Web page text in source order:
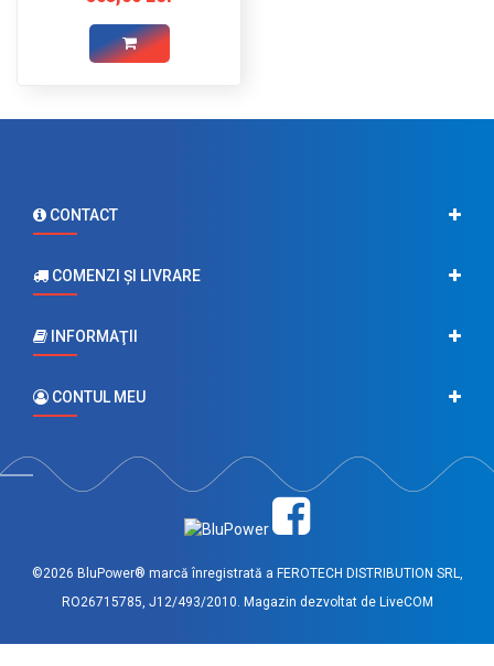
CONTACT
COMENZI ŞI LIVRARE
INFORMAŢII
CONTUL MEU
©2026 BluPower® marcă înregistrată a FEROTECH DISTRIBUTION SRL,
RO26715785, J12/493/2010. Magazin dezvoltat de LiveCOM